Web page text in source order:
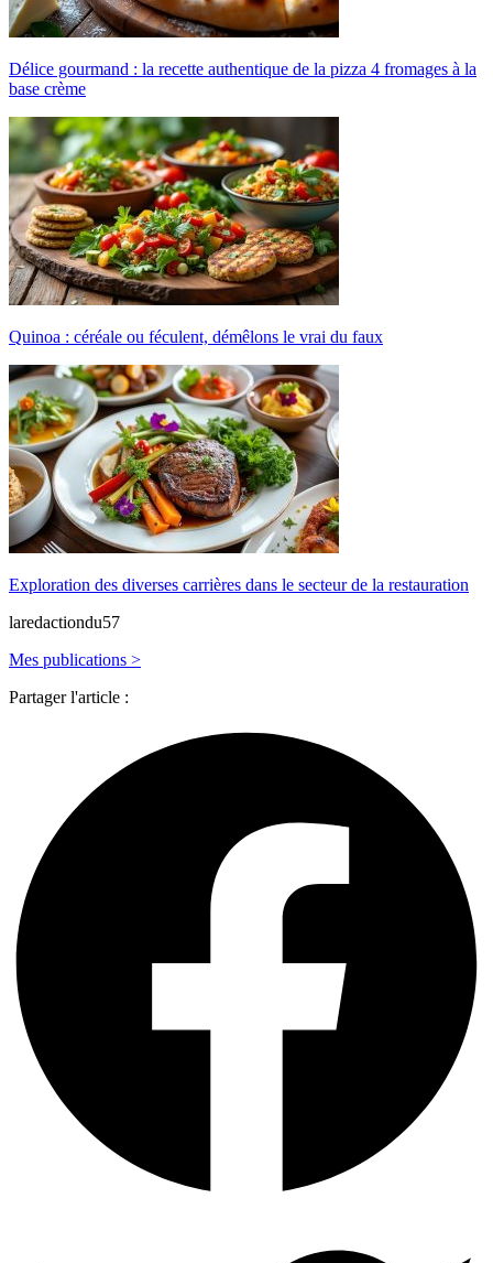
Délice gourmand : la recette authentique de la pizza 4 fromages à la
base crème
Quinoa : céréale ou féculent, démêlons le vrai du faux
Exploration des diverses carrières dans le secteur de la restauration
laredactiondu57
Mes publications >
Partager l'article :